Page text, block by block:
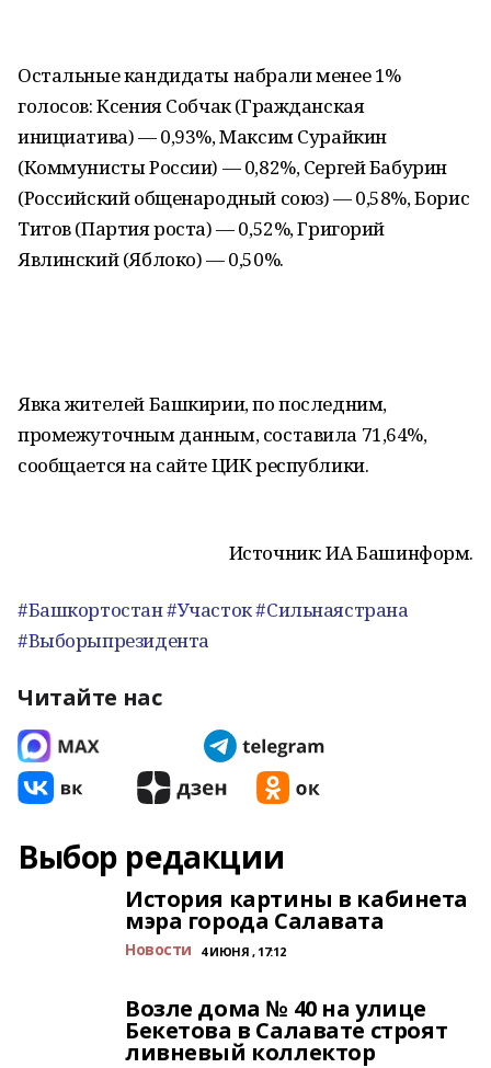
Остальные кандидаты набрали менее 1%
голосов: Ксения Собчак (Гражданская
инициатива) — 0,93%, Максим Сурайкин
(Коммунисты России) — 0,82%, Сергей Бабурин
(Российский общенародный союз) — 0,58%, Борис
Титов (Партия роста) — 0,52%, Григорий
Явлинский (Яблоко) — 0,50%.
Явка жителей Башкирии, по последним,
промежуточным данным, составила 71,64%,
сообщается на сайте ЦИК республики.
Источник: ИА Башинформ.
#Башкортостан #Участок #Сильнаястрана
#Выборыпрезидента
Читайте нас
Выбор редакции
История картины в кабинета
мэра города Салавата
Новости 4 ИЮНЯ , 17:12
Возле дома № 40 на улице
Бекетова в Салавате строят
ливневый коллектор